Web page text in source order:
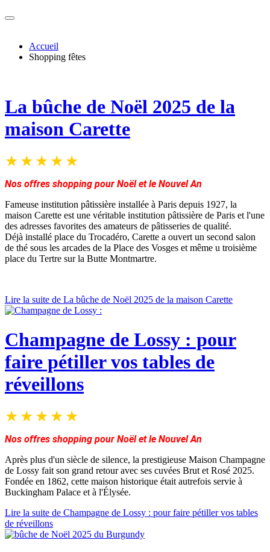
Accueil
Shopping fêtes
La bûche de Noël 2025 de la
maison Carette
Nos offres shopping pour Noël et le Nouvel An
Fameuse institution pâtissière installée à Paris depuis 1927, la
maison Carette est une véritable institution pâtissière de Paris et l'une
des adresses favorites des amateurs de pâtisseries de qualité.
Déjà installé place du Trocadéro, Carette a ouvert un second salon
de thé sous les arcades de la Place des Vosges et même u troisième
place du Tertre sur la Butte Montmartre.
Lire la suite de La bûche de Noël 2025 de la maison Carette
Champagne de Lossy : pour
faire pétiller vos tables de
réveillons
Nos offres shopping pour Noël et le Nouvel An
Après plus d'un siècle de silence, la prestigieuse Maison Champagne
de Lossy fait son grand retour avec ses cuvées Brut et Rosé 2025.
Fondée en 1862, cette maison historique était autrefois servie à
Buckingham Palace et à l'Élysée.
Lire la suite de Champagne de Lossy : pour faire pétiller vos tables
de réveillons